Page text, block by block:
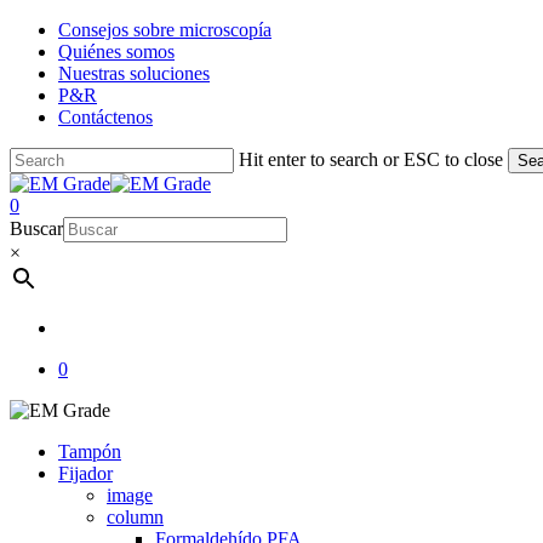
Skip
main
content
Consejos sobre microscopía
Quiénes somos
Nuestras soluciones
P&R
Contáctenos
Hit enter to search or ESC to close
Close
Search
account
0
Menu
Buscar
×
0
Tampón
Fijador
image
column
Formaldehído PFA